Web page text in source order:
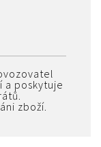
a poskytuje
zboží.